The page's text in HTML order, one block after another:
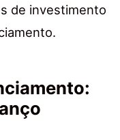
de investimento